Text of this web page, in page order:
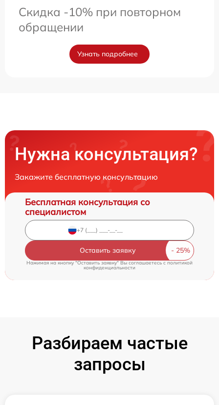
Скидка -10% при повторном
обращении
Узнать подробнее
Нужна консультация?
Закажите бесплатную консультацию
Бесплатная консультация со
специалистом
Оставить заявку
Нажимая на кнопку "Оставить заявку" Вы соглашаетесь cполитикой
конфиденциальности
Разбираем частые
запросы